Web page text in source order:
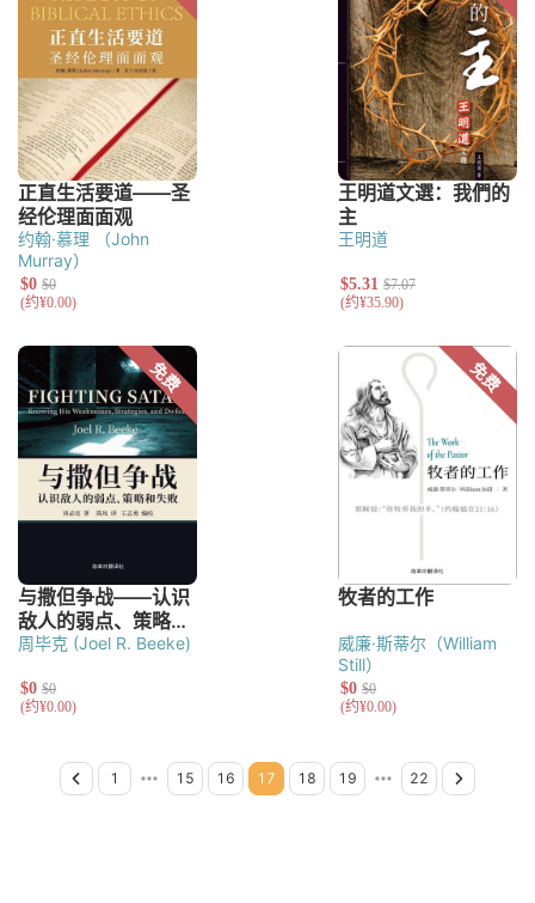
约翰·慕理 （John
Murray）
王明道
周毕克 (Joel R. Beeke)
威廉·斯蒂尔（William
Still）